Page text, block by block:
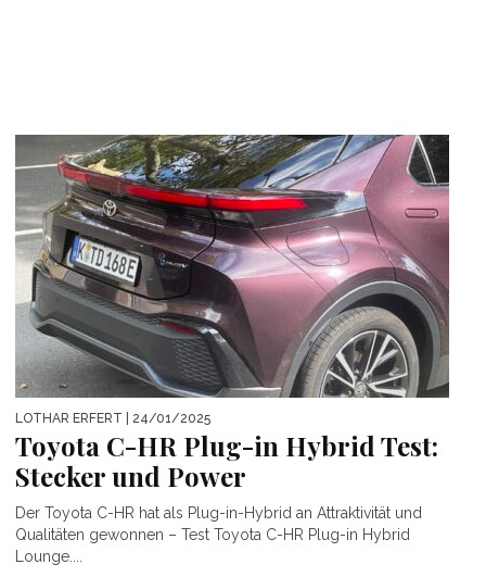
LOTHAR ERFERT | 24/01/2025
Toyota C-HR Plug-in Hybrid Test:
Stecker und Power
Der Toyota C-HR hat als Plug-in-Hybrid an Attraktivität und
Qualitäten gewonnen – Test Toyota C-HR Plug-in Hybrid
Lounge....